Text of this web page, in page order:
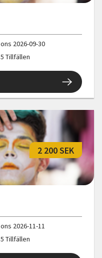
ons 2026-09-30
5 Tillfällen
2 200 SEK
ons 2026-11-11
5 Tillfällen